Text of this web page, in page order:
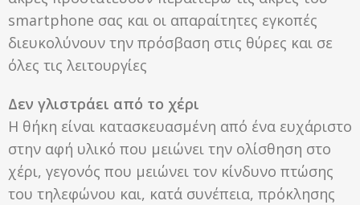
smartphone σας και οι απαραίτητες εγκοπές
διευκολύνουν την πρόσβαση στις θύρες και σε
όλες τις λειτουργίες
Δεν γλιστράει από το χέρι
Η θήκη είναι κατασκευασμένη από ένα ευχάριστο
στην αφή υλικό που μειώνει την ολίσθηση στο
χέρι, γεγονός που μειώνει τον κίνδυνο πτώσης
του τηλεφώνου και, κατά συνέπεια, πρόκλησης